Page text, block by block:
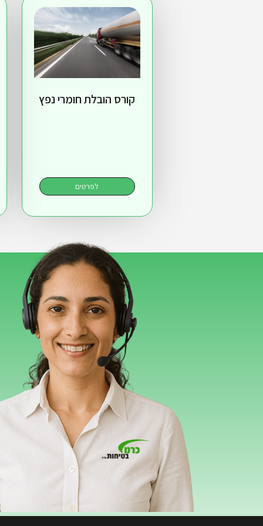
קורס הובלת חומרי נפץ
לפרטים